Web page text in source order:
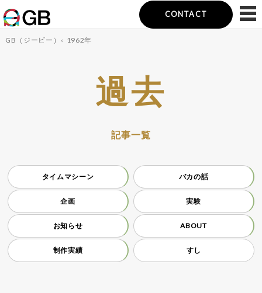
CONTACT
GB（ジービー） ‹ 1962年
過去
記事一覧
タイムマシーン バカの話
企画 実験
お知らせ ABOUT
制作実績 すし